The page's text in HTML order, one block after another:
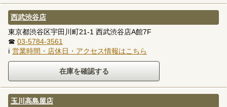
西武渋谷店
東京都渋谷区宇田川町21-1 西武渋谷店A館7F
☎ 03-5784-3561
ℹ 営業時間・店休日・アクセス情報はこちら
玉川高島屋店